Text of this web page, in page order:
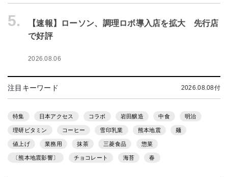
5.
【速報】ローソン、調理ロボ導入店を拡大 先行店
で好評
2026.08.06
注目キーワード 2026.08.08付
特集 日本アクセス コラボ 岩田醸造 中食 明治
理研ビタミン コーヒー 雪印乳業 熊本地震 麺
値上げ 業務用 抹茶 三菱食品 惣菜
〔熊本地震影響〕 チョコレート 海苔 春